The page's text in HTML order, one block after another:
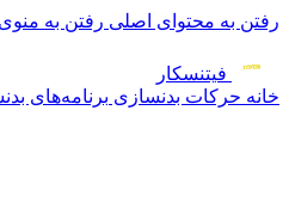
رفتن به محتوای اصلی رفتن به
فیتنسکار
خانه حرکات بدنسازی برنامه‌های